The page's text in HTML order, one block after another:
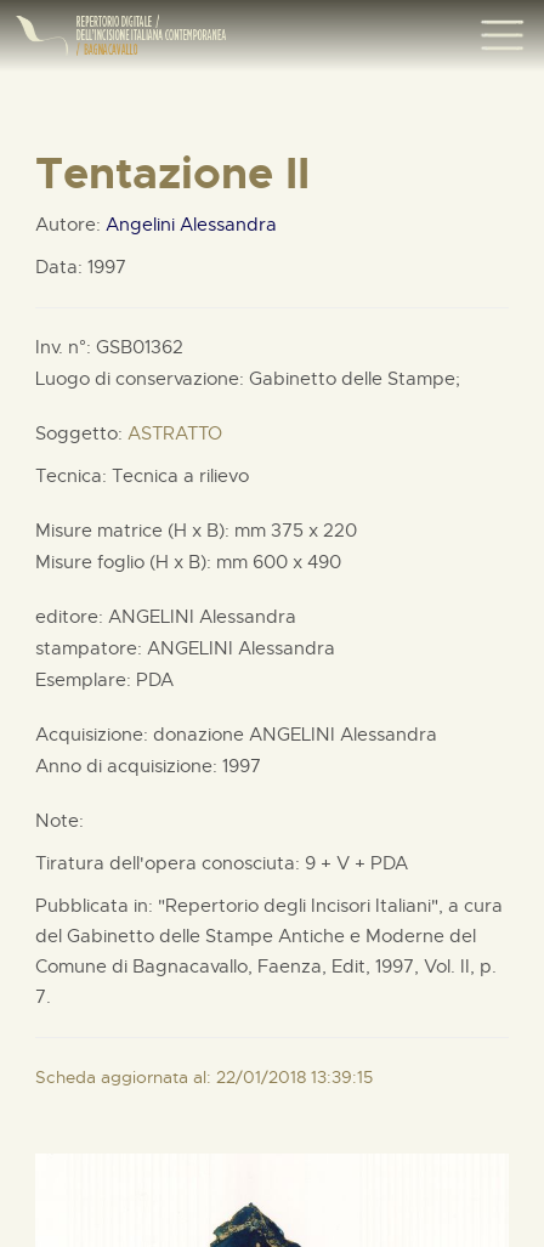
Tentazione II
Autore: Angelini Alessandra
Data: 1997
Inv. n°: GSB01362
Luogo di conservazione: Gabinetto delle Stampe;
Soggetto: ASTRATTO
Tecnica: Tecnica a rilievo
Misure matrice (H x B): mm 375 x 220
Misure foglio (H x B): mm 600 x 490
editore: ANGELINI Alessandra
stampatore: ANGELINI Alessandra
Esemplare: PDA
Acquisizione: donazione ANGELINI Alessandra
Anno di acquisizione: 1997
Note:
Tiratura dell'opera conosciuta: 9 + V + PDA
Pubblicata in: "Repertorio degli Incisori Italiani", a cura
del Gabinetto delle Stampe Antiche e Moderne del
Comune di Bagnacavallo, Faenza, Edit, 1997, Vol. II, p.
7.
Scheda aggiornata al: 22/01/2018 13:39:15